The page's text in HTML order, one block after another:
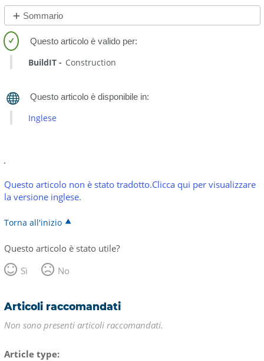
Salva
come
PDF
Sommario
No
intestazioni
BuildIT Construction
Inglese
Questo articolo non è stato tradotto.Clicca qui per visualizzare
la versione inglese.
Torna all'inizio
Questo articolo è stato utile?
Sì
No
Articoli raccomandati
Non sono presenti articoli raccomandati.
Article type